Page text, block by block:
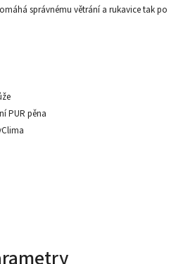
správnému větrání a rukavice tak po
PUR pěna